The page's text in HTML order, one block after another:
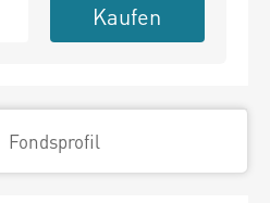
Kaufen
Fondsprofil